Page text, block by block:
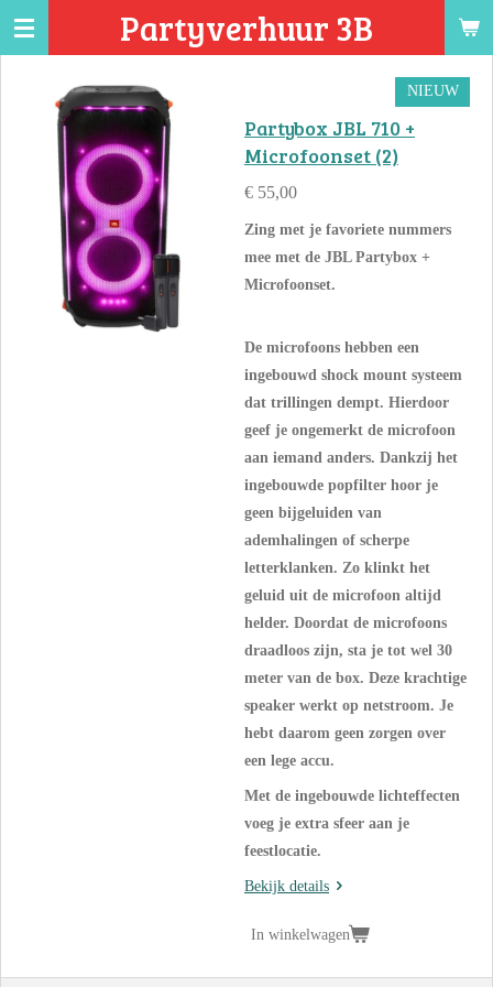
Ga
hoofdinhoud
Partyverhuur 3B
NIEUW
Partybox JBL 710 +
Microfoonset (2)
€ 55,00
Zing met je favoriete nummers
mee met de JBL Partybox +
Microfoonset.
De microfoons hebben een
ingebouwd shock mount systeem
dat trillingen dempt. Hierdoor
geef je ongemerkt de microfoon
aan iemand anders. Dankzij het
ingebouwde popfilter hoor je
geen bijgeluiden van
ademhalingen of scherpe
letterklanken. Zo klinkt het
geluid uit de microfoon altijd
helder. Doordat de microfoons
draadloos zijn, sta je tot wel 30
meter van de box. Deze krachtige
speaker werkt op netstroom. Je
hebt daarom geen zorgen over
een lege accu.
Met de ingebouwde lichteffecten
voeg je extra sfeer aan je
feestlocatie.
Bekijk details
In winkelwagen